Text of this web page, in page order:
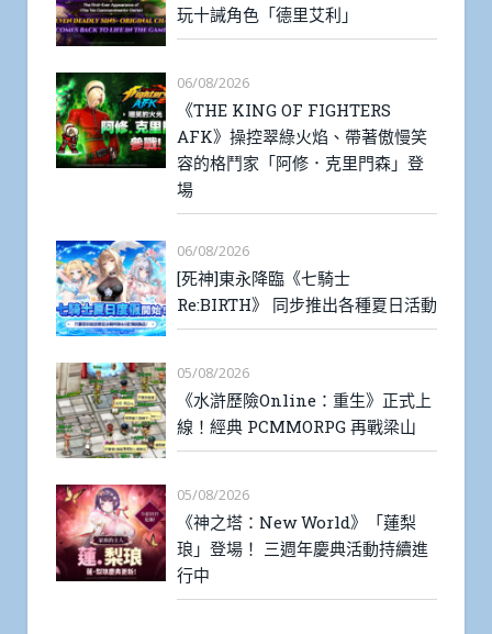
玩十誡角色「德里艾利」
06/08/2026
《THE KING OF FIGHTERS
AFK》操控翠綠火焰、帶著傲慢笑
容的格鬥家「阿修．克里門森」登
場
06/08/2026
[死神]東永降臨《七騎士
Re:BIRTH》 同步推出各種夏日活動
05/08/2026
《水滸歷險Online：重生》正式上
線！經典 PCMMORPG 再戰梁山
05/08/2026
《神之塔：New World》「蓮梨
琅」登場！ 三週年慶典活動持續進
行中